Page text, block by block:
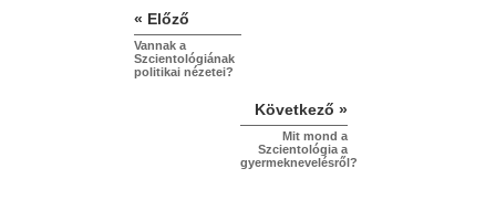
« Előző
Vannak a
Szcientológiának
politikai nézetei?
Következő »
Mit mond a
Szcientológia a
gyermeknevelésről?